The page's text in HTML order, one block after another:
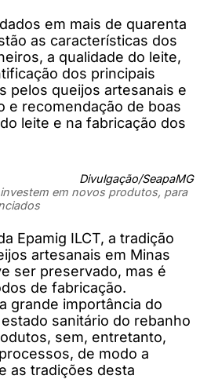
em mais de quarenta
as características dos
a qualidade do leite,
dos principais
pelos queijos artesanais e
e recomendação de boas
leite e na fabricação dos
Divulgação/SeapaMG
em novos produtos, para
Epamig ILCT, a tradição
artesanais em Minas
ser preservado, mas é
de fabricação.
grande importância do
sanitário do rebanho
sem, entretanto,
de modo a
as tradições desta